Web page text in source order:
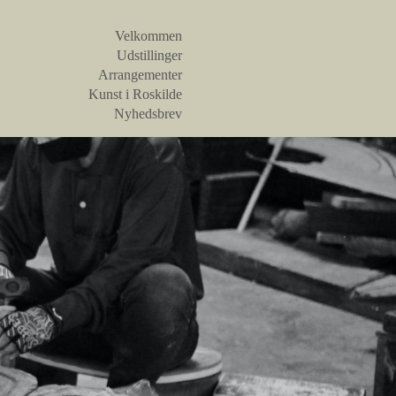
Velkommen
Udstillinger
Arrangementer
Kunst i Roskilde
Nyhedsbrev